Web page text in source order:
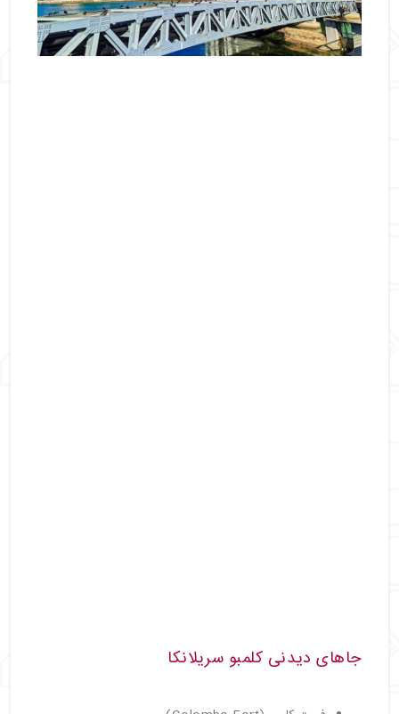
جاهای دیدنی کلمبو سریلانکا